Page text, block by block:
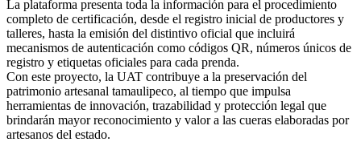
La plataforma presenta toda la información para el procedimiento
completo de certificación, desde el registro inicial de productores y
talleres, hasta la emisión del distintivo oficial que incluirá
mecanismos de autenticación como códigos QR, números únicos de
registro y etiquetas oficiales para cada prenda.
Con este proyecto, la UAT contribuye a la preservación del
patrimonio artesanal tamaulipeco, al tiempo que impulsa
herramientas de innovación, trazabilidad y protección legal que
brindarán mayor reconocimiento y valor a las cueras elaboradas por
artesanos del estado.